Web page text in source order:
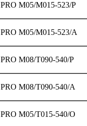
PRO M05/M015‐523/P
PRO M05/M015‐523/A
PRO M08/T090‐540/P
PRO M08/T090‐540/A
PRO M05/T015‐540/O